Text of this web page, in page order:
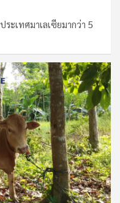
ะเทศมาเลเซียมากว่า 5